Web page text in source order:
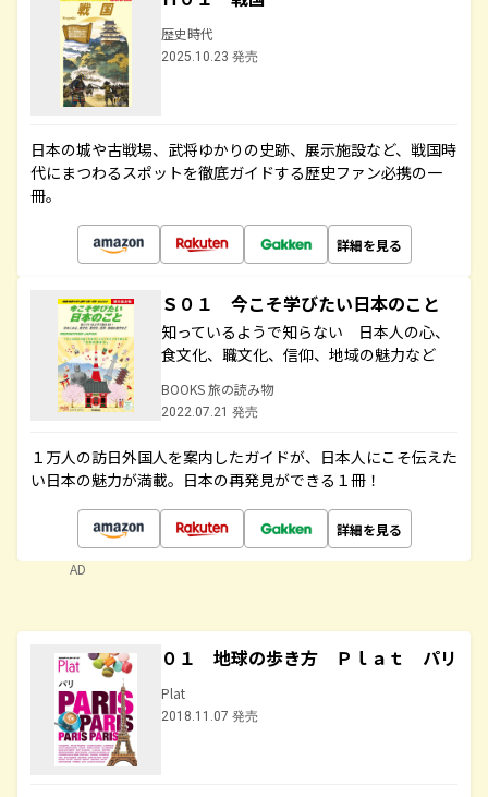
歴史時代
2025.10.23 発売
日本の城や古戦場、武将ゆかりの史跡、展示施設など、戦国時
代にまつわるスポットを徹底ガイドする歴史ファン必携の一
冊。
詳細を見る
Ｓ０１ 今こそ学びたい日本のこと
知っているようで知らない 日本人の心、
食文化、職文化、信仰、地域の魅力など
BOOKS 旅の読み物
2022.07.21 発売
１万人の訪日外国人を案内したガイドが、日本人にこそ伝えた
い日本の魅力が満載。日本の再発見ができる１冊！
詳細を見る
AD
０１ 地球の歩き方 Ｐｌａｔ パリ
Plat
2018.11.07 発売